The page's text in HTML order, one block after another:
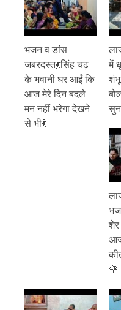
भजन व डांस
जबरदस्त💃सिंह चढ़
के भवानी घर आईं कि
आज मेरे दिन बदले
मन नहीं भरेगा देखने
से भी💃
में
सुन
🌹